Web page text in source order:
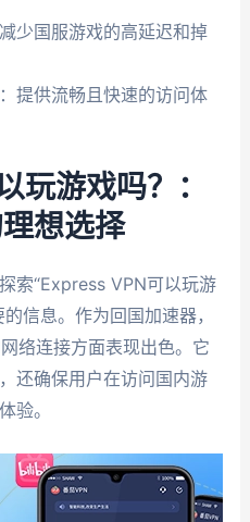
少国服游戏的高延迟和掉
提供流畅且快速的访问体
玩游戏吗？：
想选择
索“Express VPN可以玩游
信息。作为回国加速器，
络连接方面表现出色。它
还确保用户在访问国内游
验。